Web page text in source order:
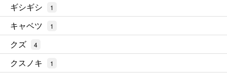
ギシギシ 1
キャベツ 1
クズ 4
クスノキ 1